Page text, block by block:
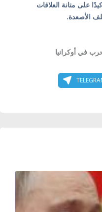
على متانة العلاقات
الأصعدة.
في أوكرانيا